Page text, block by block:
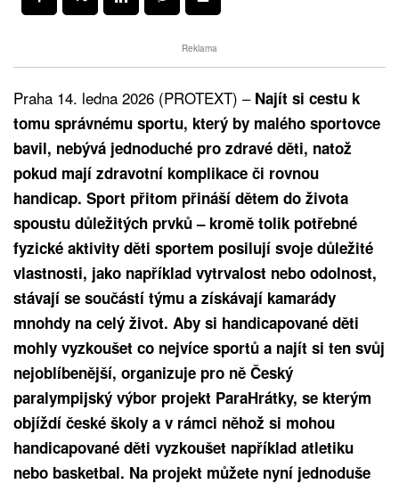
Reklama
Praha 14. ledna 2026 (PROTEXT) – Najít si cestu k
tomu správnému sportu, který by malého sportovce
bavil, nebývá jednoduché pro zdravé děti, natož
pokud mají zdravotní komplikace či rovnou
handicap. Sport přitom přináší dětem do života
spoustu důležitých prvků – kromě tolik potřebné
fyzické aktivity děti sportem posilují svoje důležité
vlastnosti, jako například vytrvalost nebo odolnost,
stávají se součástí týmu a získávají kamarády
mnohdy na celý život. Aby si handicapované děti
mohly vyzkoušet co nejvíce sportů a najít si ten svůj
nejoblíbenější, organizuje pro ně Český
paralympijský výbor projekt ParaHrátky, se kterým
objíždí české školy a v rámci něhož si mohou
handicapované děti vyzkoušet například atletiku
nebo basketbal. Na projekt můžete nyní jednoduše